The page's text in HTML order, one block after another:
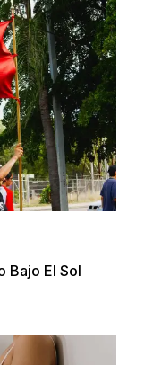
Bajo El Sol